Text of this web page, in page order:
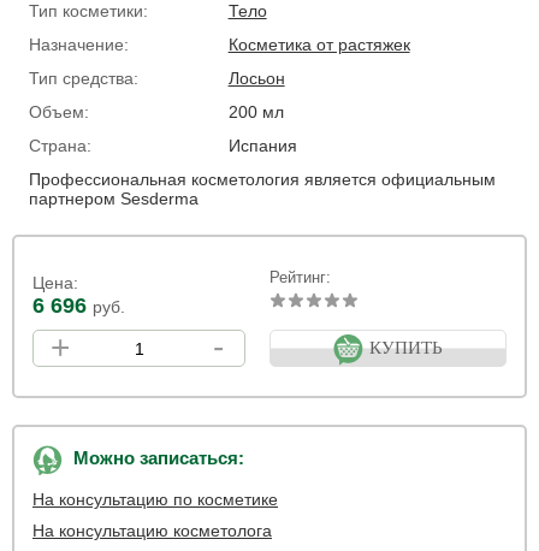
Тип косметики:
Тело
Назначение:
Косметика от растяжек
Тип средства:
Лосьон
Объем:
200 мл
Страна:
Испания
Профессиональная косметология является официальным
партнером Sesderma
Цена:
6 696 руб.
Рейтинг:
+ - КУПИТЬ
Можно записаться:
На консультацию по косметике
На консультацию косметолога